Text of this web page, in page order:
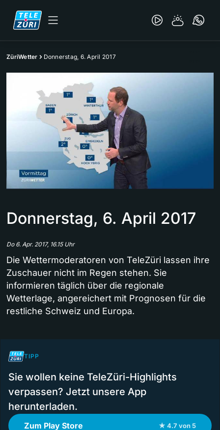
ZüriWetter Donnerstag, 6. April 2017
Donnerstag, 6. April 2017
Do 6. Apr. 2017, 16.15 Uhr
Die Wettermoderatoren von TeleZüri lassen ihre
Zuschauer nicht im Regen stehen. Sie
informieren täglich über die regionale
Wetterlage, angereichert mit Prognosen für die
restliche Schweiz und Europa.
TIPP
Sie wollen keine TeleZüri-Highlights
verpassen? Jetzt unsere App
herunterladen.
Zum Play Store ★ 4.7 von 5